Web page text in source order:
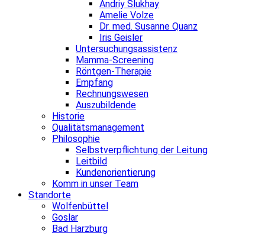
Andriy Slukhay
Amelie Volze
Dr. med. Susanne Quanz
Iris Geisler
Untersuchungsassistenz
Mamma-Screening
Röntgen-Therapie
Empfang
Rechnungswesen
Auszubildende
Historie
Qualitätsmanagement
Philosophie
Selbstverpflichtung der Leitung
Leitbild
Kundenorientierung
Komm in unser Team
Standorte
Wolfenbüttel
Goslar
Bad Harzburg